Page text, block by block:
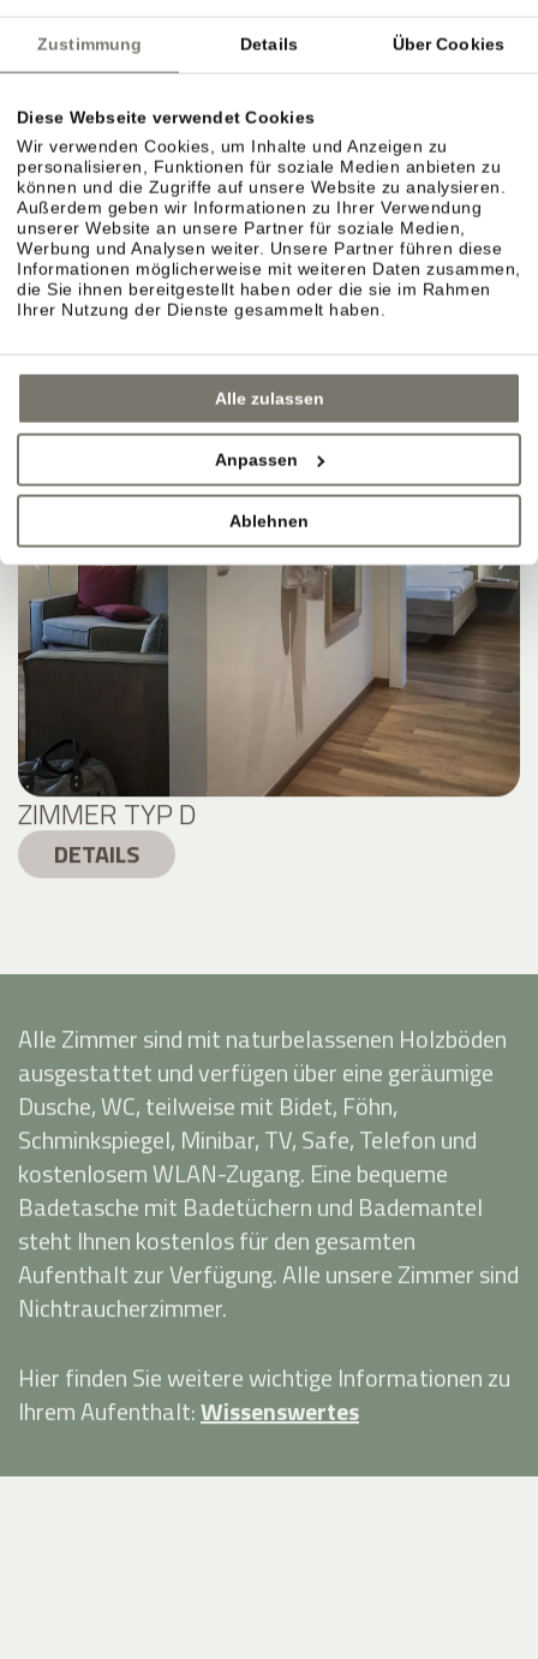
Zustimmung Details Über Cookies
Diese Webseite verwendet Cookies
Wir verwenden Cookies, um Inhalte und Anzeigen zu
personalisieren, Funktionen für soziale Medien anbieten zu
können und die Zugriffe auf unsere Website zu analysieren.
Außerdem geben wir Informationen zu Ihrer Verwendung
unserer Website an unsere Partner für soziale Medien,
Werbung und Analysen weiter. Unsere Partner führen diese
Informationen möglicherweise mit weiteren Daten zusammen,
die Sie ihnen bereitgestellt haben oder die sie im Rahmen
Ihrer Nutzung der Dienste gesammelt haben.
Alle zulassen
Anpassen
Ablehnen
ZIMMER TYP C
DETAILS
ZIMMER TYP D
DETAILS
Alle Zimmer sind mit naturbelassenen Holzböden
ausgestattet und verfügen über eine geräumige
Dusche, WC, teilweise mit Bidet, Föhn,
Schminkspiegel, Minibar, TV, Safe, Telefon und
kostenlosem WLAN-Zugang. Eine bequeme
Badetasche mit Badetüchern und Bademantel
steht Ihnen kostenlos für den gesamten
Aufenthalt zur Verfügung. Alle unsere Zimmer sind
Nichtraucherzimmer.
Hier finden Sie weitere wichtige Informationen zu
Ihrem Aufenthalt:Wissenswertes